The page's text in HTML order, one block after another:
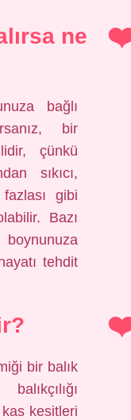
ne
bağlı
bir
çünkü
sıkıcı,
gibi
Bazı
boynunuza
tehdit
bir balık
kesitleri